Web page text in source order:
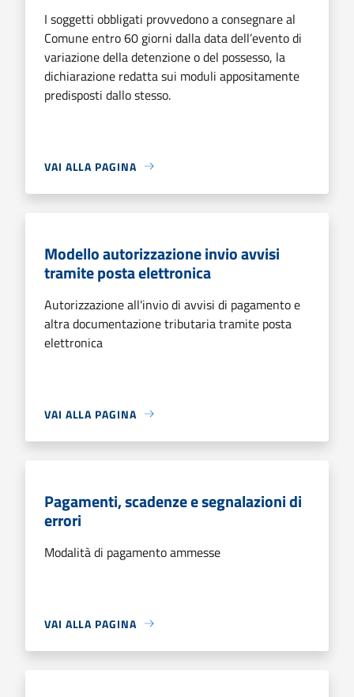
I soggetti obbligati provvedono a consegnare al
Comune entro 60 giorni dalla data dell’evento di
variazione della detenzione o del possesso, la
dichiarazione redatta sui moduli appositamente
predisposti dallo stesso.
VAI ALLA PAGINA
Modello autorizzazione invio avvisi
tramite posta elettronica
Autorizzazione all'invio di avvisi di pagamento e
altra documentazione tributaria tramite posta
elettronica
VAI ALLA PAGINA
Pagamenti, scadenze e segnalazioni di
errori
Modalità di pagamento ammesse
VAI ALLA PAGINA